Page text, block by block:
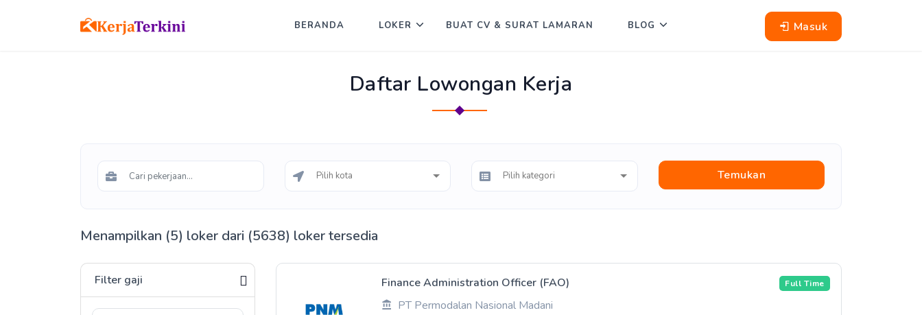
Masuk
BERANDA LOKER BUAT CV & SURAT LAMARAN BLOG
Daftar Lowongan Kerja
Temukan
Menampilkan (5) loker dari (5638) loker tersedia
Filter gaji
Finance Administration Officer (FAO)
PT Permodalan Nasional Madani
Full Time